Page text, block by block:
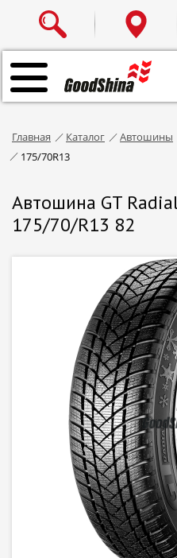
Главная Каталог Автошины
175/70R13
Автошина GT
175/70/R13 82